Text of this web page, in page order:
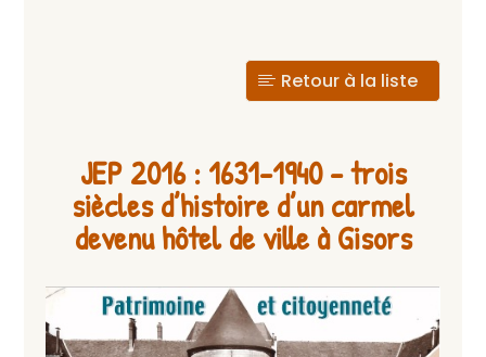
Retour à la liste
JEP 2016 : 1631-1940 – trois
siècles d’histoire d’un carmel
devenu hôtel de ville à Gisors